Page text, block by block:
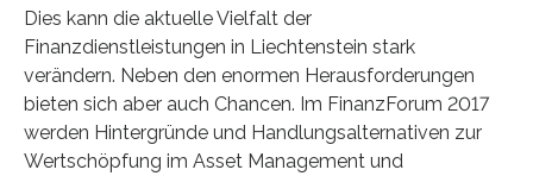
Dies kann die aktuelle Vielfalt der
Finanzdienstleistungen in Liechtenstein stark
verändern. Neben den enormen Herausforderungen
bieten sich aber auch Chancen. Im FinanzForum 2017
werden Hintergründe und Handlungsalternativen zur
Wertschöpfung im Asset Management und